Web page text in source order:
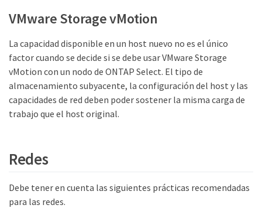
VMware Storage vMotion
La capacidad disponible en un host nuevo no es el único
factor cuando se decide si se debe usar VMware Storage
vMotion con un nodo de ONTAP Select. El tipo de
almacenamiento subyacente, la configuración del host y las
capacidades de red deben poder sostener la misma carga de
trabajo que el host original.
Redes
Debe tener en cuenta las siguientes prácticas recomendadas
para las redes.